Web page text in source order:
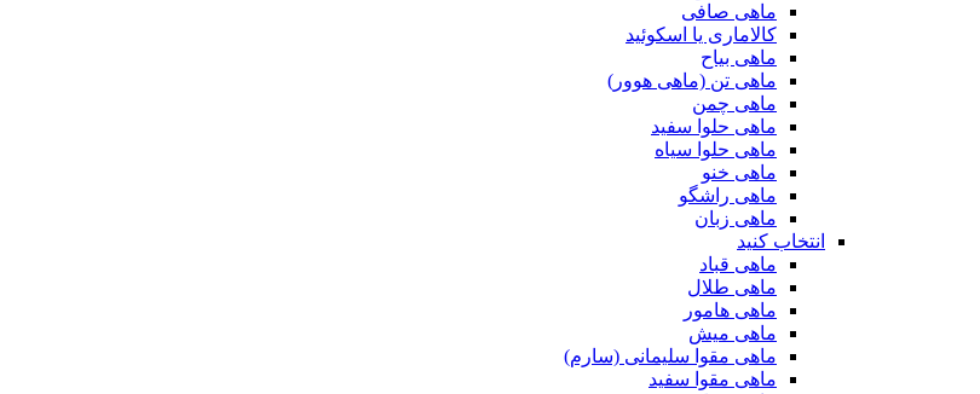
ماهی صافی
کالاماری یا اسکوئید
ماهی بیاح
ماهی تن (ماهی هوور)
ماهی چمن
ماهی حلوا سفید
ماهی حلوا سیاه
ماهی خنو
ماهی راشگو
ماهی زبان
انتخاب کنید
ماهی قباد
ماهی طلال
ماهی هامور
ماهی میش
ماهی مقوا سلیمانی (سارم)
ماهی مقوا سفید